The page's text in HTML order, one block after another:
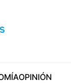
OPINIÓN